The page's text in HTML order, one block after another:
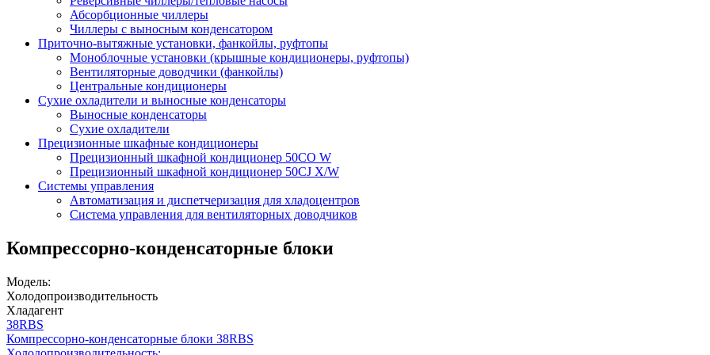
Абсорбционные чиллеры
Чиллеры с выносным конденсатором
Приточно-вытяжные установки, фанкойлы, руфтопы
Моноблочные установки (крышные кондиционеры, руфтопы)
Вентиляторные доводчики (фанкойлы)
Центральные кондиционеры
Сухие охладители и выносные конденсаторы
Выносные конденсаторы
Сухие охладители
Прецизионные шкафные кондиционеры
Прецизионный шкафной кондиционер 50CO W
Прецизионный шкафной кондиционер 50СJ X/W
Системы управления
Автоматизация и диспетчеризация для хладоцентров
Система управления для вентиляторных доводчиков
Компрессорно-конденсаторные блоки
Модель:
Холодопроизводительность
Хладагент
38RBS
Компрессорно-конденсаторные блоки 38RBS